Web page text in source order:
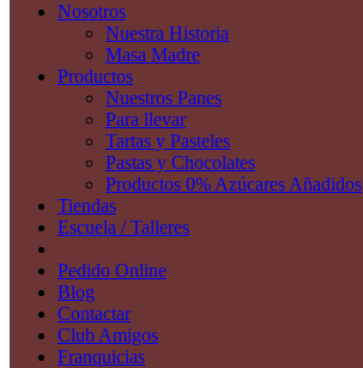
Nosotros
Nuestra Historia
Masa Madre
Productos
Nuestros Panes
Para llevar
Tartas y Pasteles
Pastas y Chocolates
Productos 0% Azúcares Añadidos
Tiendas
Escuela / Talleres
Pedido Online
Blog
Contactar
Club Amigos
Franquicias